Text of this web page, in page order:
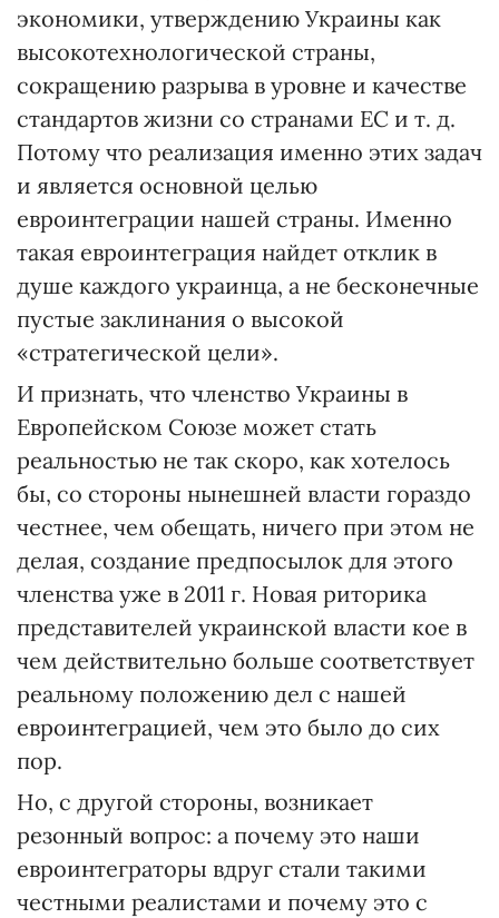
экономики, утверждению Украины как
высокотехнологической страны,
сокращению разрыва в уровне и качестве
стандартов жизни со странами ЕС и т. д.
Потому что реализация именно этих задач
и является основной целью
евроинтеграции нашей страны. Именно
такая евроинтеграция найдет отклик в
душе каждого украинца, а не бесконечные
пустые заклинания о высокой
«стратегической цели».
И признать, что членство Украины в
Европейском Союзе может стать
реальностью не так скоро, как хотелось
бы, со стороны нынешней власти гораздо
честнее, чем обещать, ничего при этом не
делая, создание предпосылок для этого
членства уже в 2011 г. Новая риторика
представителей украинской власти кое в
чем действительно больше соответствует
реальному положению дел с нашей
евроинтеграцией, чем это было до сих
пор.
Но, с другой стороны, возникает
резонный вопрос: а почему это наши
евроинтеграторы вдруг стали такими
честными реалистами и почему это с